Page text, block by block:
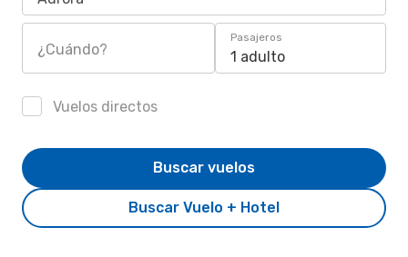
¿Cuándo?
Pasajeros
1 adulto
Vuelos directos
Buscar Vuelo + Hotel
Buscar vuelos